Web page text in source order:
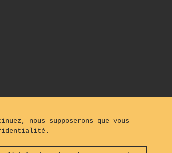
nous supposerons que vous